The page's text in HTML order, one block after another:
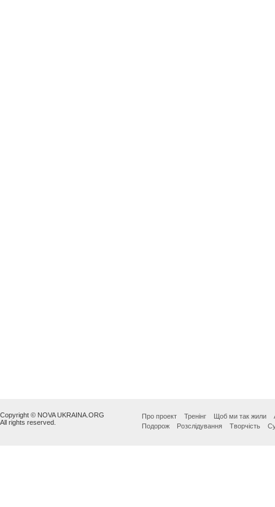
Copyright © NOVA UKRAINA.ORG
All rights reserved.
Про проект Тренінг Щоб ми так жили
Подорож
Розслідування Творчість